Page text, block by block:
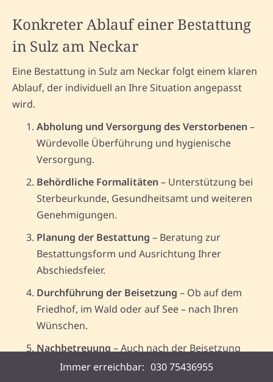
Konkreter Ablauf einer Bestattung
in Sulz am Neckar
Eine Bestattung in Sulz am Neckar folgt einem klaren
Ablauf, der individuell an Ihre Situation angepasst
wird.
Abholung und Versorgung des Verstorbenen –
Würdevolle Überführung und hygienische
Versorgung.
Behördliche Formalitäten – Unterstützung bei
Sterbeurkunde, Gesundheitsamt und weiteren
Genehmigungen.
Planung der Bestattung – Beratung zur
Bestattungsform und Ausrichtung Ihrer
Abschiedsfeier.
Durchführung der Beisetzung – Ob auf dem
Friedhof, im Wald oder auf See – nach Ihren
Wünschen.
Nachbetreuung – Auch nach der Beisetzung
sind wir für Sie da.
Immer erreichbar: 030 75436955